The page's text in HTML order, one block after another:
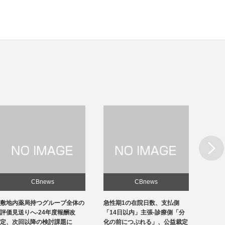
CBnews
敷地内薬局持つグループ全体の
評価見送りへ-24年度報酬改
定、次回以降の検討課題に
CBnews
急性期1の在院日数、支払側
「14日以内」主張-診療側「分
化の前につぶれる」、公益裁定
Next